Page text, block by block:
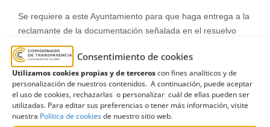
Consentimiento de cookies
Utilizamos cookies propias y de terceroscon fines analíticos y de
personalización de nuestros contenidos. A continuación, puede aceptar
el uso de cookies, rechazarlas o personalizar cuál de ellas pueden ser
utilizadas. Para editar sus preferencias o tener más información, visite
nuestra Política de cookiesde nuestro sitio web.
Se requiere a este Ayuntamiento para que haga entrega a la
reclamante de la documentación señalada en el resuelvo
primero y se le insta a que remita copia de la información
enviada al Comisionado.
Ver documento pdf en pantalla completa